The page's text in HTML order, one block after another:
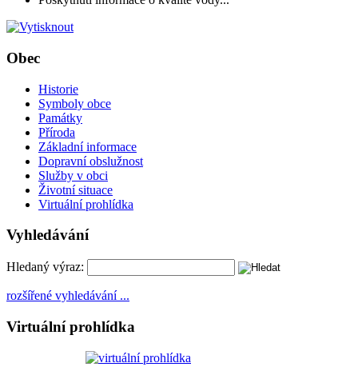
Obec
Historie
Symboly obce
Památky
Příroda
Základní informace
Dopravní obslužnost
Služby v obci
Životní situace
Virtuální prohlídka
Vyhledávání
Hledaný výraz:
rozšířené vyhledávání ...
Virtuální prohlídka